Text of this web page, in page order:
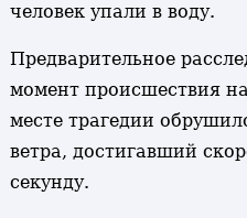
человек упали в воду.
Предварительное
момент происшествия
месте трагедии
ветра, достигавший
секунду.